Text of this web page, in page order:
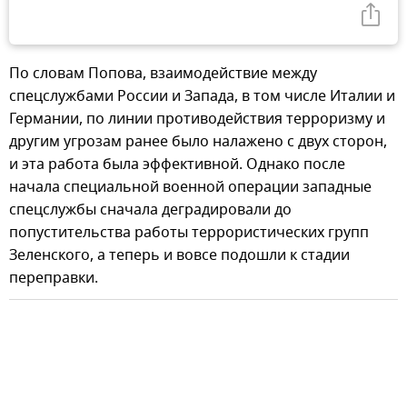
По словам Попова, взаимодействие между
спецслужбами России и Запада, в том числе Италии и
Германии, по линии противодействия терроризму и
другим угрозам ранее было налажено с двух сторон,
и эта работа была эффективной. Однако после
начала специальной военной операции западные
спецслужбы сначала деградировали до
попустительства работы террористических групп
Зеленского, а теперь и вовсе подошли к стадии
переправки.